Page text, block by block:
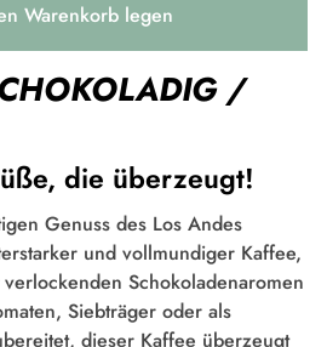
Warenkorb legen
/
die überzeugt!
Genuss des Los Andes
und vollmundiger Kaffee,
Schokoladenaromen
Siebträger oder als
dieser Kaffee überzeugt